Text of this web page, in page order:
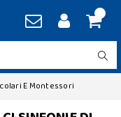
E Montessori